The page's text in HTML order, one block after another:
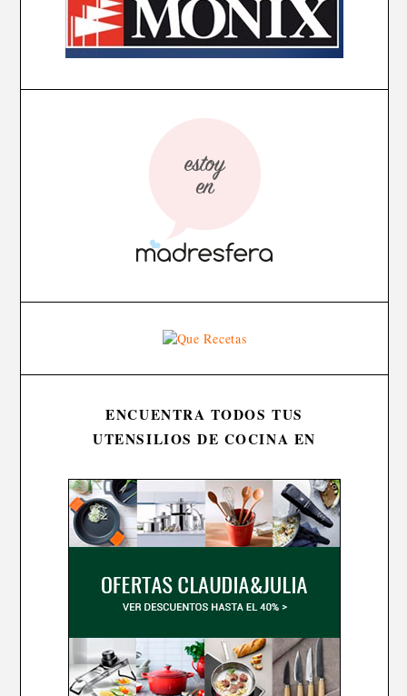
ENCUENTRA TODOS TUS
UTENSILIOS DE COCINA EN